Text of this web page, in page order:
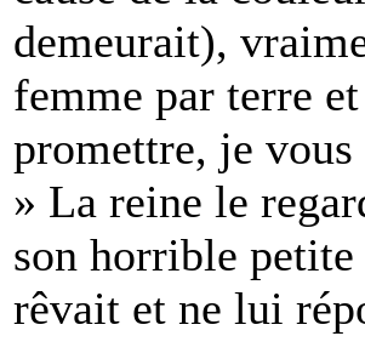
demeurait),
femme par terre
promettre, je
» La reine le
son horrible
rêvait et ne lui